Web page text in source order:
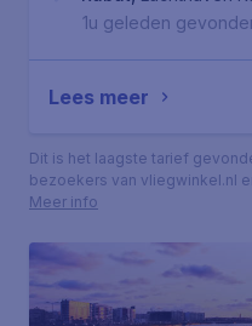
1u geleden
Lees meer
Dit is het laagste tarief
bezoekers van vliegwinkel.nl
Meer info